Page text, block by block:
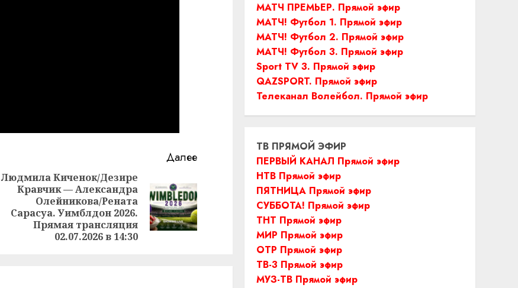
Предыдущая
запись:
Далее
Следующая
запись:
Людмила Киченок/Дезире
Кравчик — Александра
Олейникова/Рената
Сарасуа. Уимблдон 2026.
Прямая трансляция
02.07.2026 в 14:30
МАТЧ ПРЕМЬЕР. Прямой эфир
МАТЧ! Футбол 1. Прямой эфир
МАТЧ! Футбол 2. Прямой эфир
МАТЧ! Футбол 3. Прямой эфир
Sport TV 3. Прямой эфир
QAZSPORT. Прямой эфир
Телеканал Волейбол. Прямой эфир
ТВ ПРЯМОЙ ЭФИР
ПЕРВЫЙ КАНАЛ Прямой эфир
НТВ Прямой эфир
ПЯТНИЦА Прямой эфир
СУББОТА! Прямой эфир
ТНТ Прямой эфир
МИР Прямой эфир
ОТР Прямой эфир
ТВ-3 Прямой эфир
МУЗ-ТВ Прямой эфир